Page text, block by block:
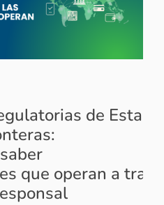
de
que operan a